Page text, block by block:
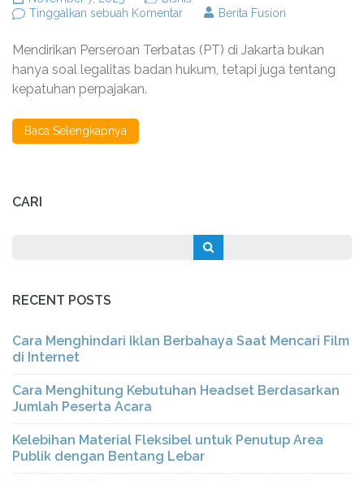
Tinggalkan sebuah Komentarpada
Jasa
Konsultan
Berita Fusion
Mendirikan Perseroan Terbatas (PT) di Jakarta bukan
hanya soal legalitas badan hukum, tetapi juga tentang
kepatuhan perpajakan.
Baca Selengkapnya
CARI
RECENT POSTS
Cara Menghindari Iklan Berbahaya Saat Mencari Film
di Internet
Cara Menghitung Kebutuhan Headset Berdasarkan
Jumlah Peserta Acara
Kelebihan Material Fleksibel untuk Penutup Area
Publik dengan Bentang Lebar